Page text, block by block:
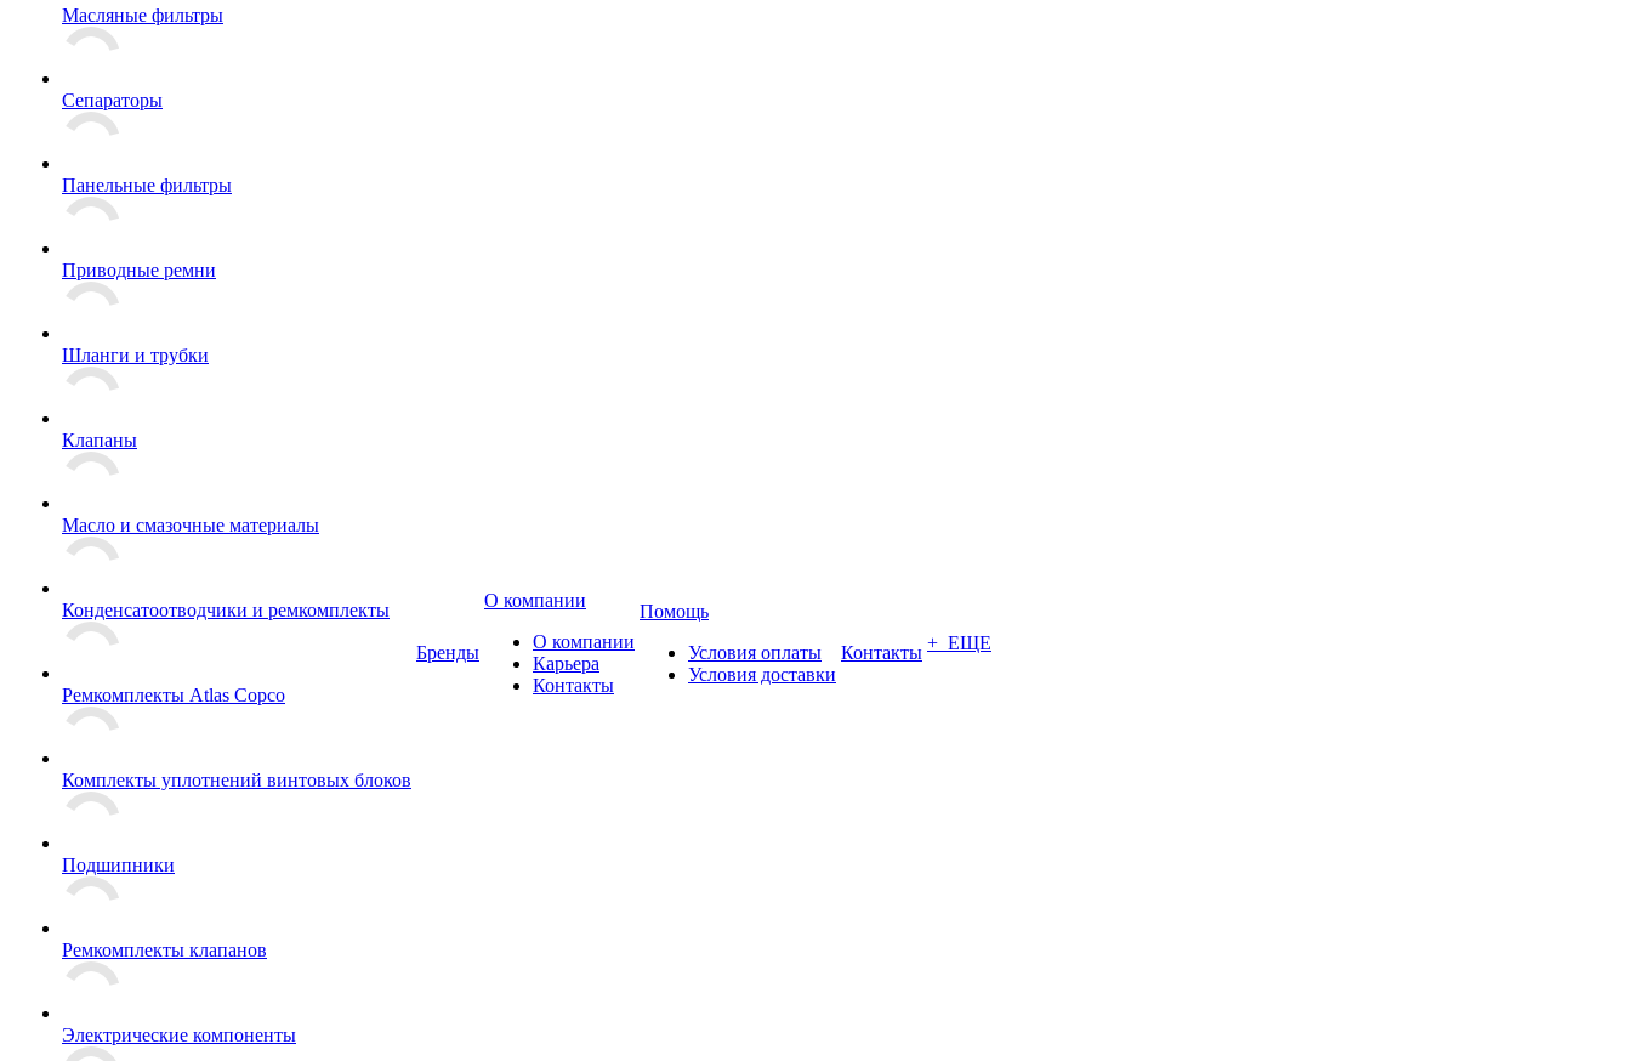
Масляные фильтры
Сепараторы
Панельные фильтры
Приводные ремни
Шланги и трубки
Клапаны
Масло и смазочные материалы
Конденсатоотводчики и ремкомплекты
Ремкомплекты Atlas Copco
Комплекты уплотнений винтовых блоков
Подшипники
Ремкомплекты клапанов
Электрические компоненты
Бренды
О компании
О компании
Карьера
Контакты
Помощь
Условия оплаты
Условия доставки
Контакты + ЕЩЕ